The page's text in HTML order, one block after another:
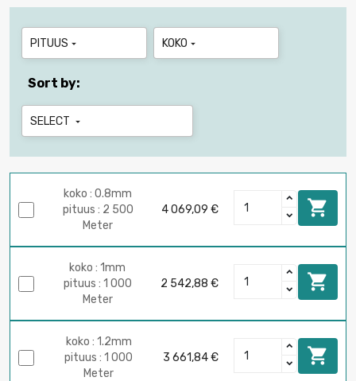
PITUUS  KOKO 
Sort by:
SELECT 
koko : 0.8mm
pituus : 2 500
Meter
4 069,09 € 
koko : 1mm
pituus : 1 000
Meter
2 542,88 € 
koko : 1.2mm
pituus : 1 000
Meter
3 661,84 € 